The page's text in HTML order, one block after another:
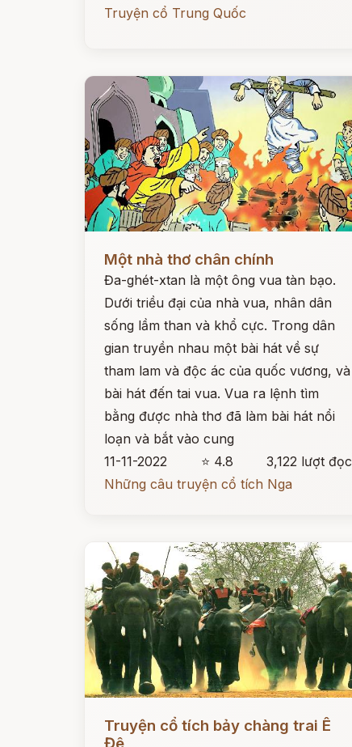
Truyện cổ Trung Quốc
Một nhà thơ chân chính
Đa-ghét-xtan là một ông vua tàn bạo.
Dưới triều đại của nhà vua, nhân dân
sống lầm than và khổ cực. Trong dân
gian truyền nhau một bài hát về sự
tham lam và độc ác của quốc vương, và
bài hát đến tai vua. Vua ra lệnh tìm
bằng được nhà thơ đã làm bài hát nổi
loạn và bắt vào cung
11-11-2022
⭐ 4.8
3,122 lượt đọc
Những câu truyện cổ tích Nga
Truyện cổ tích bảy chàng trai Ê